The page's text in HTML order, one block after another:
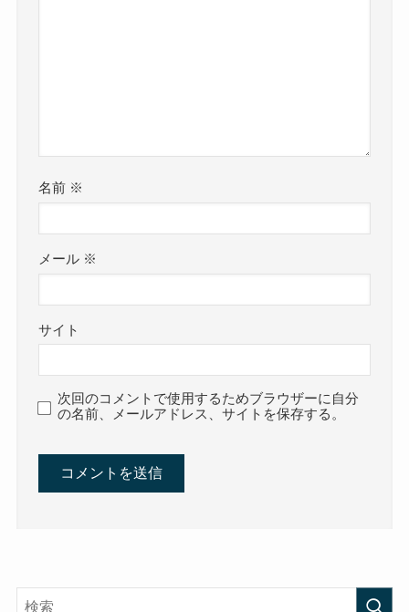
名前 ※
メール ※
サイト
次回のコメントで使用するためブラウザーに自分
の名前、メールアドレス、サイトを保存する。